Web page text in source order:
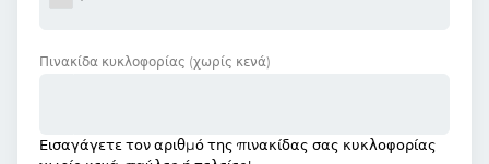
Πινακίδα κυκλοφορίας (χωρίς κενά)
Εισαγάγετε τον αριθμό της πινακίδας σας κυκλοφορίας